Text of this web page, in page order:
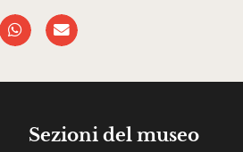
Sezioni del museo